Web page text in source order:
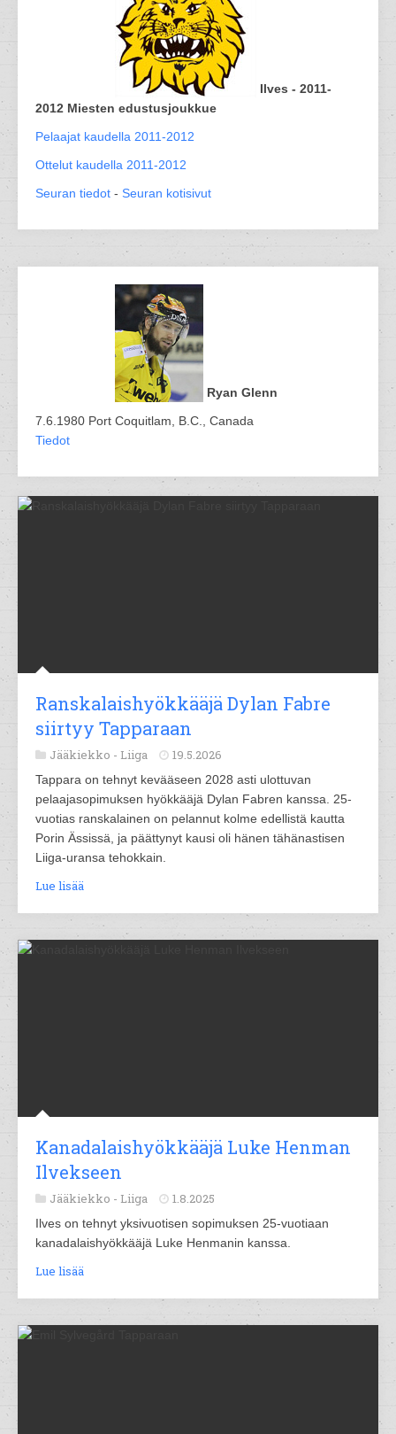
Ilves - 2011-
2012 Miesten edustusjoukkue
Pelaajat kaudella 2011-2012
Ottelut kaudella 2011-2012
Seuran tiedot - Seuran kotisivut
Ryan Glenn
7.6.1980 Port Coquitlam, B.C., Canada
Tiedot
Ranskalaishyökkääjä Dylan Fabre
siirtyy Tapparaan
Jääkiekko - Liiga 19.5.2026
Tappara on tehnyt kevääseen 2028 asti ulottuvan
pelaajasopimuksen hyökkääjä Dylan Fabren kanssa. 25-
vuotias ranskalainen on pelannut kolme edellistä kautta
Porin Ässissä, ja päättynyt kausi oli hänen tähänastisen
Liiga-uransa tehokkain.
Lue lisää
Kanadalaishyökkääjä Luke Henman
Ilvekseen
Jääkiekko - Liiga 1.8.2025
Ilves on tehnyt yksivuotisen sopimuksen 25-vuotiaan
kanadalaishyökkääjä Luke Henmanin kanssa.
Lue lisää